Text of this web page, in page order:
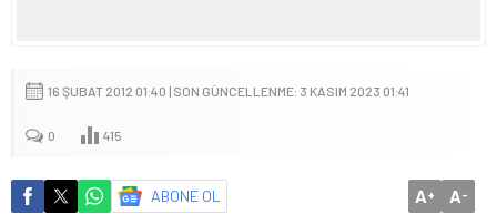
16 ŞUBAT 2012 01:40 | SON GÜNCELLENME: 3 KASIM 2023 01:41
0 415
ABONE OL A+ A-